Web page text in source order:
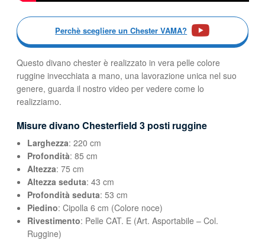
Perchè scegliere un Chester VAMA?
Questo divano chester è realizzato in vera pelle colore
ruggine invecchiata a mano, una lavorazione unica nel suo
genere, guarda il nostro video per vedere come lo
realizziamo.
Misure divano Chesterfield 3 posti ruggine
Larghezza: 220 cm
Profondità: 85 cm
Altezza: 75 cm
Altezza seduta: 43 cm
Profondità seduta: 53 cm
Piedino: Cipolla 6 cm (Colore noce)
Rivestimento: Pelle CAT. E (Art. Asportabile – Col.
Ruggine)